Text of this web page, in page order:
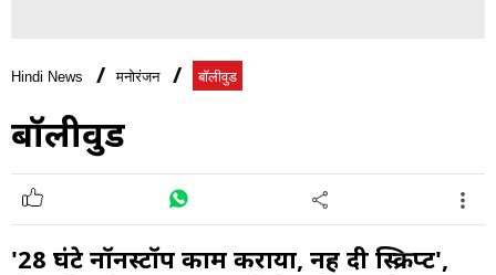
Hindi News मनोरंजन बॉलीवुड
बॉलीवुड
'28 घंटे नॉनस्टॉप काम कराया, नहीं दी स्क्रिप्ट',